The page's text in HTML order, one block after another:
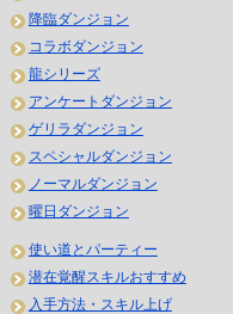
降臨ダンジョン
コラボダンジョン
龍シリーズ
アンケートダンジョン
ゲリラダンジョン
スペシャルダンジョン
ノーマルダンジョン
曜日ダンジョン
使い道とパーティー
潜在覚醒スキルおすすめ
入手方法・スキル上げ